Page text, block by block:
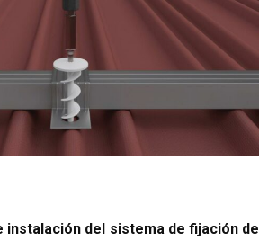
instalación del sistema de fijación de